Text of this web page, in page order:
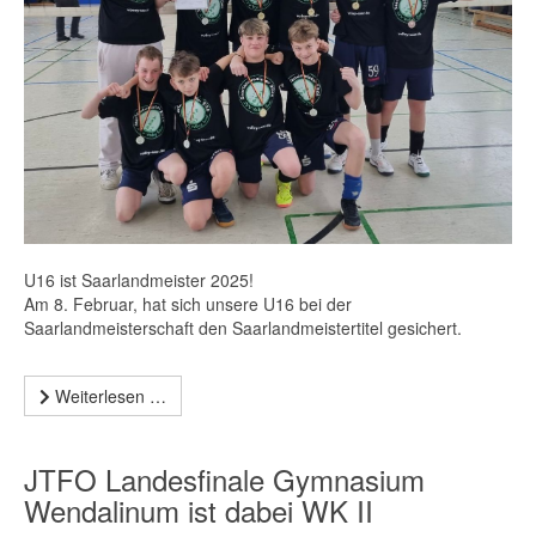
U16 ist Saarlandmeister 2025!
Am 8. Februar, hat sich unsere U16 bei der
Saarlandmeisterschaft den Saarlandmeistertitel gesichert.
Weiterlesen …
JTFO Landesfinale Gymnasium
Wendalinum ist dabei WK II